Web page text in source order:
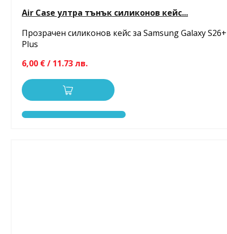
Air Case ултра тънък силиконов кейс...
Прозрачен силиконов кейс за Samsung Galaxy S26+
Plus
6,00 € / 11.73 лв.